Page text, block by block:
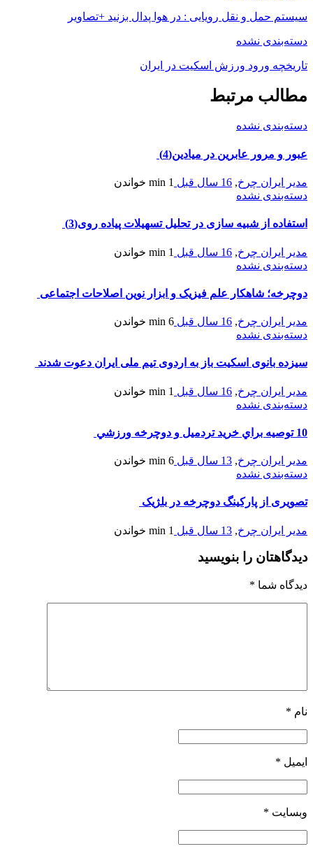
حمل و نقل رویایی : در هوا پدال بزنید +تصاویر
نشده
ورود ورزش اسکیت در ایران
مرتبط
نشده
و مرور عابرين در ميادين(4)
ایران چرخ, 16 سال قبل 1 min
خواندن
نشده
از شبیه سازی در تحلیل تسهیلات پیاده روی(3)
ایران چرخ, 16 سال قبل 1 min
خواندن
نشده
شاهکار علم فیزیک و ابزار نوین اصلاحات اجتماعی
ایران چرخ, 16 سال قبل 6 min
خواندن
نشده
بانوی اسکیت باز به اردوی تیم ملی ايران دعوت شدند
ایران چرخ, 16 سال قبل 1 min
خواندن
نشده
ایران چرخ, 13 سال قبل 6 min
خواندن
نشده
از پارکینگ دوچرخه در بلژیک
ایران چرخ, 13 سال قبل 1 min خواندن
را بنویسید
شما *
*
*